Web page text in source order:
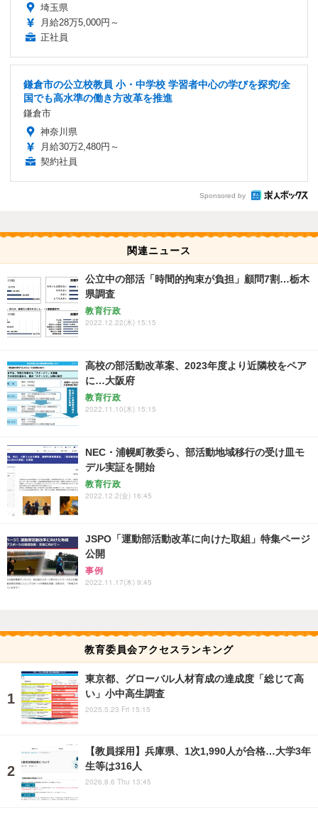
埼玉県
月給28万5,000円～
正社員
鎌倉市の公立校教員 小・中学校 学習者中心の学びを探究/全
国でも高水準の働き方改革を推進
鎌倉市
神奈川県
月給30万2,480円～
契約社員
Sponsored by
関連ニュース
公立中の部活「時間的拘束が負担」顧問7割…栃木
県調査
教育行政
2022.12.22(木) 15:15
高校の部活動改革案、2023年度より近隣校をペア
に…大阪府
教育行政
2022.11.10(木) 15:15
NEC・浦幌町教委ら、部活動地域移行の受け皿モ
デル実証を開始
教育行政
2022.12.2(金) 16:45
JSPO「運動部活動改革に向けた取組」特集ページ
公開
事例
2022.11.17(木) 9:45
教育委員会アクセスランキング
東京都、グローバル人材育成の達成度「総じて高
い」小中高生調査
2025.5.23 Fri 15:15
【教員採用】兵庫県、1次1,990人が合格…大学3年
生等は316人
2026.8.6 Thu 13:45